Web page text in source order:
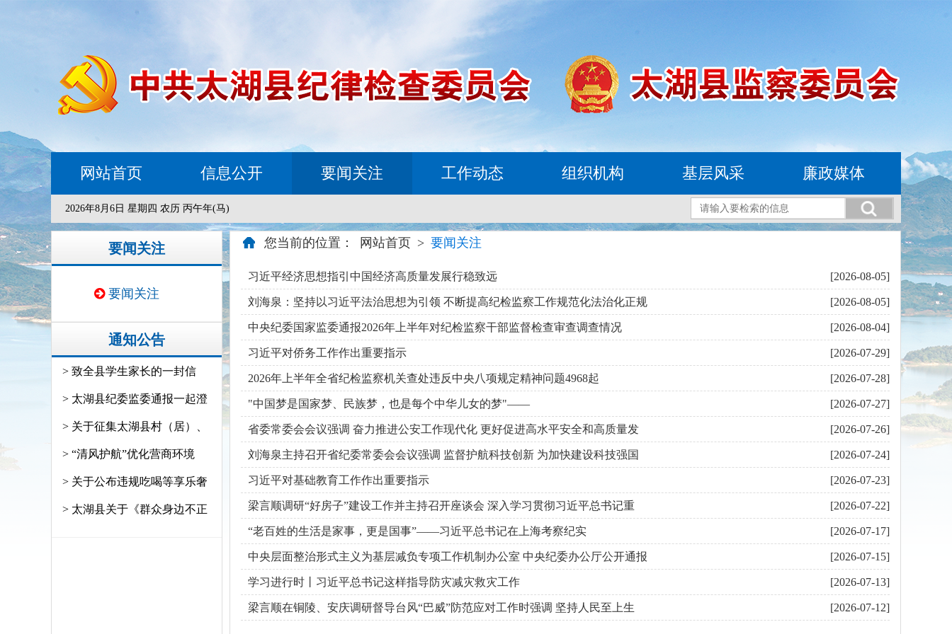
网站首页 信息公开 要闻关注 工作动态 组织机构 基层风采 廉政媒体
2026年8月6日 星期四 农历 丙午年(马)
要闻关注
要闻关注
通知公告
> 致全县学生家长的一封信
> 太湖县纪委监委通报一起澄
> 关于征集太湖县村（居）、
> “清风护航”优化营商环境
> 关于公布违规吃喝等享乐奢
> 太湖县关于《群众身边不正
您当前的位置： 网站首页 > 要闻关注
[2026-08-05]
习近平经济思想指引中国经济高质量发展行稳致远
[2026-08-05]
刘海泉：坚持以习近平法治思想为引领 不断提高纪检监察工作规范化法治化正规
[2026-08-04]
中央纪委国家监委通报2026年上半年对纪检监察干部监督检查审查调查情况
[2026-07-29]
习近平对侨务工作作出重要指示
[2026-07-28]
2026年上半年全省纪检监察机关查处违反中央八项规定精神问题4968起
[2026-07-27]
"中国梦是国家梦、民族梦，也是每个中华儿女的梦"——
[2026-07-26]
省委常委会会议强调 奋力推进公安工作现代化 更好促进高水平安全和高质量发
[2026-07-24]
刘海泉主持召开省纪委常委会会议强调 监督护航科技创新 为加快建设科技强国
[2026-07-23]
习近平对基础教育工作作出重要指示
[2026-07-22]
梁言顺调研“好房子”建设工作并主持召开座谈会 深入学习贯彻习近平总书记重
[2026-07-17]
“老百姓的生活是家事，更是国事”——习近平总书记在上海考察纪实
[2026-07-15]
中央层面整治形式主义为基层减负专项工作机制办公室 中央纪委办公厅公开通报
[2026-07-13]
学习进行时丨习近平总书记这样指导防灾减灾救灾工作
[2026-07-12]
梁言顺在铜陵、安庆调研督导台风“巴威”防范应对工作时强调 坚持人民至上生